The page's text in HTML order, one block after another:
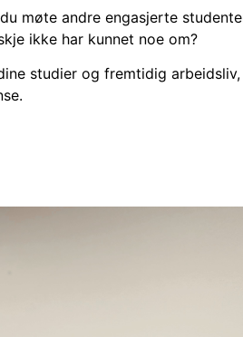
møte andre engasjerte
ikke har kunnet noe om?
studier og fremtidig